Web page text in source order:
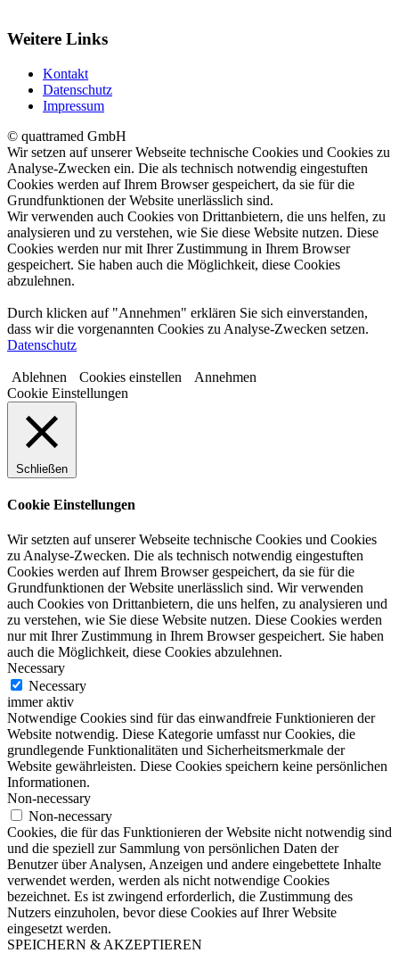
Weitere Links
Kontakt
Datenschutz
Impressum
© quattramed GmbH
Wir setzen auf unserer Webseite technische Cookies und Cookies zu
Analyse-Zwecken ein. Die als technisch notwendig eingestuften
Cookies werden auf Ihrem Browser gespeichert, da sie für die
Grundfunktionen der Website unerlässlich sind.
Wir verwenden auch Cookies von Drittanbietern, die uns helfen, zu
analysieren und zu verstehen, wie Sie diese Website nutzen. Diese
Cookies werden nur mit Ihrer Zustimmung in Ihrem Browser
gespeichert. Sie haben auch die Möglichkeit, diese Cookies
abzulehnen.
Durch klicken auf "Annehmen" erklären Sie sich einverstanden,
dass wir die vorgenannten Cookies zu Analyse-Zwecken setzen.
Datenschutz
Ablehnen Cookies einstellen
Annehmen
Cookie Einstellungen
Schließen
Cookie Einstellungen
Wir setzten auf unserer Webseite technische Cookies und Cookies
zu Analyse-Zwecken. Die als technisch notwendig eingestuften
Cookies werden auf Ihrem Browser gespeichert, da sie für die
Grundfunktionen der Website unerlässlich sind. Wir verwenden
auch Cookies von Drittanbietern, die uns helfen, zu analysieren und
zu verstehen, wie Sie diese Website nutzen. Diese Cookies werden
nur mit Ihrer Zustimmung in Ihrem Browser gespeichert. Sie haben
auch die Möglichkeit, diese Cookies abzulehnen.
Necessary
Necessary
immer aktiv
Notwendige Cookies sind für das einwandfreie Funktionieren der
Website notwendig. Diese Kategorie umfasst nur Cookies, die
grundlegende Funktionalitäten und Sicherheitsmerkmale der
Website gewährleisten. Diese Cookies speichern keine persönlichen
Informationen.
Non-necessary
Non-necessary
Cookies, die für das Funktionieren der Website nicht notwendig sind
und die speziell zur Sammlung von persönlichen Daten der
Benutzer über Analysen, Anzeigen und andere eingebettete Inhalte
verwendet werden, werden als nicht notwendige Cookies
bezeichnet. Es ist zwingend erforderlich, die Zustimmung des
Nutzers einzuholen, bevor diese Cookies auf Ihrer Website
eingesetzt werden.
SPEICHERN & AKZEPTIEREN